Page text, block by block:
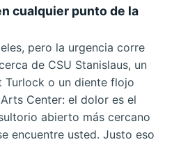
cualquier punto de la
pero la urgencia corre
de CSU Stanislaus, un
Turlock o un diente flojo
Center: el dolor es el
abierto más cercano
encuentre usted. Justo eso